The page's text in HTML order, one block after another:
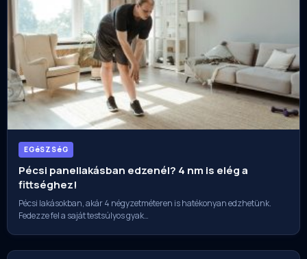
EGéSZSéG
Pécsi panellakásban edzenél? 4 nm is elég a
fittséghez!
Pécsi lakásokban, akár 4 négyzetméteren is hatékonyan edzhetünk.
Fedezze fel a saját testsúlyos gyak…